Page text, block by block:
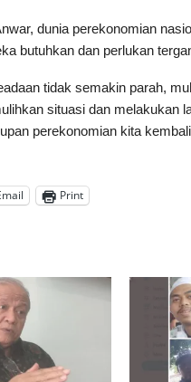
dunia perekonomian
butuhkan dan perlukan
tidak semakin parah,
situasi dan melakukan
perekonomian kita
Print